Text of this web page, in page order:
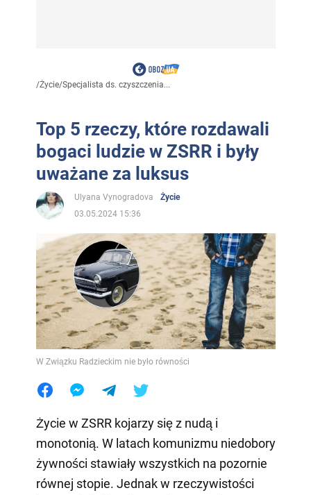
/Życie/Specjalista ds. czyszczenia...
Top 5 rzeczy, które rozdawali
bogaci ludzie w ZSRR i były
uważane za luksus
Ulyana Vynogradova
Życie
03.05.2024 15:36
W Związku Radzieckim nie było równości
Życie w ZSRR kojarzy się z nudą i
monotonią. W latach komunizmu niedobory
żywności stawiały wszystkich na pozornie
równej stopie. Jednak w rzeczywistości